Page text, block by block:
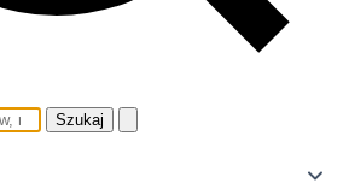
Szukaj